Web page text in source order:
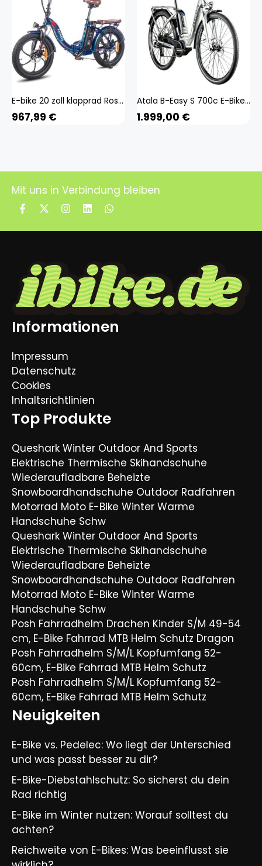
E-bike 20 zoll klapprad Rostfreie Aluminiumlegierung bis zu 120 -150 km Wasserdicht IPX5 Citybike 7 Gang, Blau INTEGRIERTES RAD:CHAOYANG 3,0 fette Reifen haben eine große Elastizität, die die Kontaktfläche mit dem Boden vergrößert, den Grip und die Fahrst
967,99 €
Atala B-Easy S 700c E-Bike E Citybike 28 Zoll Pedelec Bosch Stadtrad Hollandrad
1.999,00 €
Mit uns in Verbindung bleiben
Informationen
Impressum
Datenschutz
Cookies
Inhaltsrichtlinien
Top Produkte
Queshark Winter Outdoor And Sports
Elektrische Thermische Skihandschuhe
Wiederaufladbare Beheizte
Snowboardhandschuhe Outdoor Radfahren
Motorrad Moto E-Bike Winter Warme
Handschuhe Schw
Queshark Winter Outdoor And Sports
Elektrische Thermische Skihandschuhe
Wiederaufladbare Beheizte
Snowboardhandschuhe Outdoor Radfahren
Motorrad Moto E-Bike Winter Warme
Handschuhe Schw
Posh Fahrradhelm Drachen Kinder S/M 49-54
cm, E-Bike Fahrrad MTB Helm Schutz Dragon
Posh Fahrradhelm S/M/L Kopfumfang 52-
60cm, E-Bike Fahrrad MTB Helm Schutz
Posh Fahrradhelm S/M/L Kopfumfang 52-
60cm, E-Bike Fahrrad MTB Helm Schutz
Neuigkeiten
E-Bike vs. Pedelec: Wo liegt der Unterschied
und was passt besser zu dir?
E-Bike-Diebstahlschutz: So sicherst du dein
Rad richtig
E-Bike im Winter nutzen: Worauf solltest du
achten?
Reichweite von E-Bikes: Was beeinflusst sie